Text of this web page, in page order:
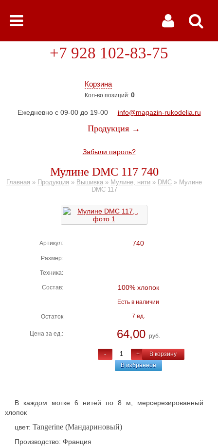
Корзина
Кол-во позиций: 0
+7 928 102-83-75
Ежедневно с 09-00 до 19-00 info@magazin-rukodelia.ru
Продукция →
Забыли пароль?
Мулине DMC 117 740
Главная » Продукция » Вышивка » Мулине, нити » DMC » Мулине
DMC 117
Артикул: 740
Размер:
Техника:
Состав: 100% хлопок
Есть в наличии
Остаток 7 ед.
Цена за ед.: 64,00 руб.
- +
В корзину
В избранное
В каждом мотке 6 нитей по 8 м, мерсерезированный
хлопок
цвет: Tangerine (Мандариновый)
Производство: Франция